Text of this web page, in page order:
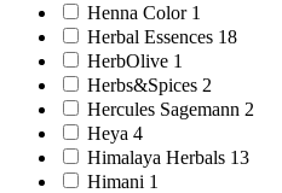
Henna Color 1
Herbal Essences 18
HerbOlive 1
Herbs&Spices 2
Hercules Sagemann 2
Heya 4
Himalaya Herbals 13
Himani 1